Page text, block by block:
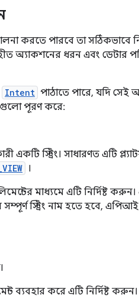
করতে পারবে তা সঠিকভাবে
অ্যাকশনের ধরন এবং ডেটার
Intent পাঠাতে পারে, যদি সেই
পূরণ করে:
একটি স্ট্রিং। সাধারণত এটি
।
মাধ্যমে এটি নির্দিষ্ট
স্ট্রিং নাম হতে হবে,
ব্যবহার করে এটি নির্দিষ্ট